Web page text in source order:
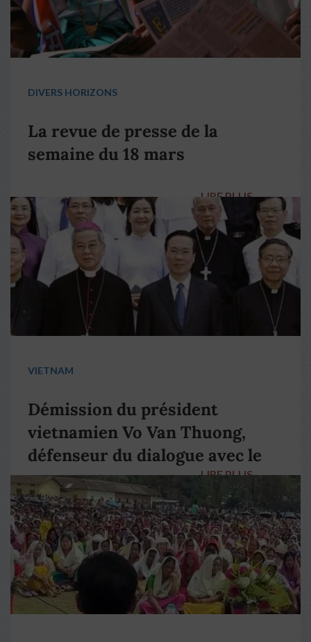
DIVERS HORIZONS
La revue de presse de la
semaine du 18 mars
LIRE PLUS →
VIETNAM
Démission du président
vietnamien Vo Van Thuong,
défenseur du dialogue avec le
pape François
LIRE PLUS →